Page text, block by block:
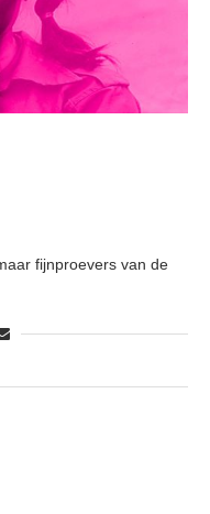
fijnproevers van de